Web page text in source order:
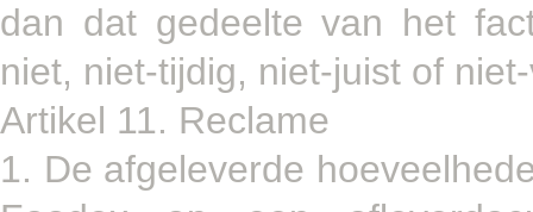
dan dat gedeelte van het
niet, niet-tijdig, niet-juist of
Artikel 11. Reclame
1. De afgeleverde